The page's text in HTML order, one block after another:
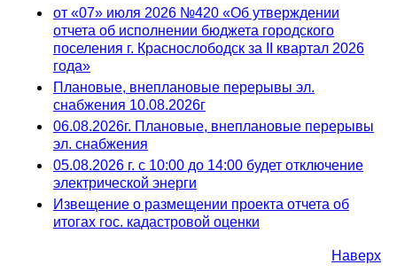
от «07» июля 2026 №420 «Об утверждении
отчета об исполнении бюджета городского
поселения г. Краснослободск за II квартал 2026
года»
Плановые, внеплановые перерывы эл.
снабжения 10.08.2026г
06.08.2026г. Плановые, внеплановые перерывы
эл. снабжения
05.08.2026 г. с 10:00 до 14:00 будет отключение
электрической энерги
Извещение о размещении проекта отчета об
итогах гос. кадастровой оценки
Наверх